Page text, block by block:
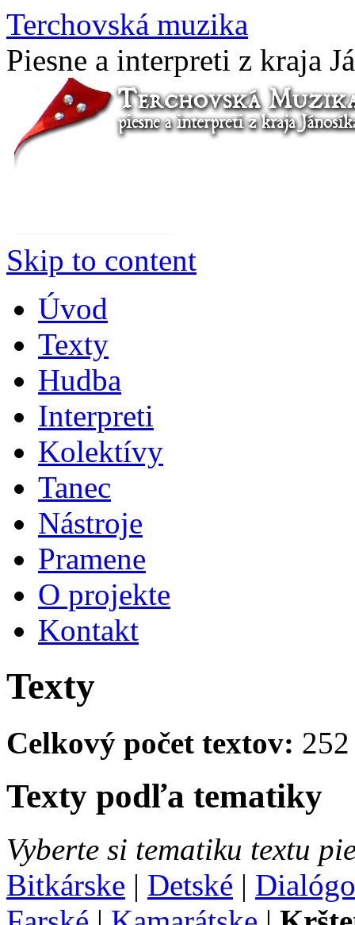
Terchovská muzika
Piesne a interpreti z kraja
Skip to content
Úvod
Texty
Hudba
Interpreti
Kolektívy
Tanec
Nástroje
Pramene
O projekte
Kontakt
Texty
Celkový počet textov:
Texty podľa tematiky
Vyberte si tematiku textu
Bitkárske | Detské |